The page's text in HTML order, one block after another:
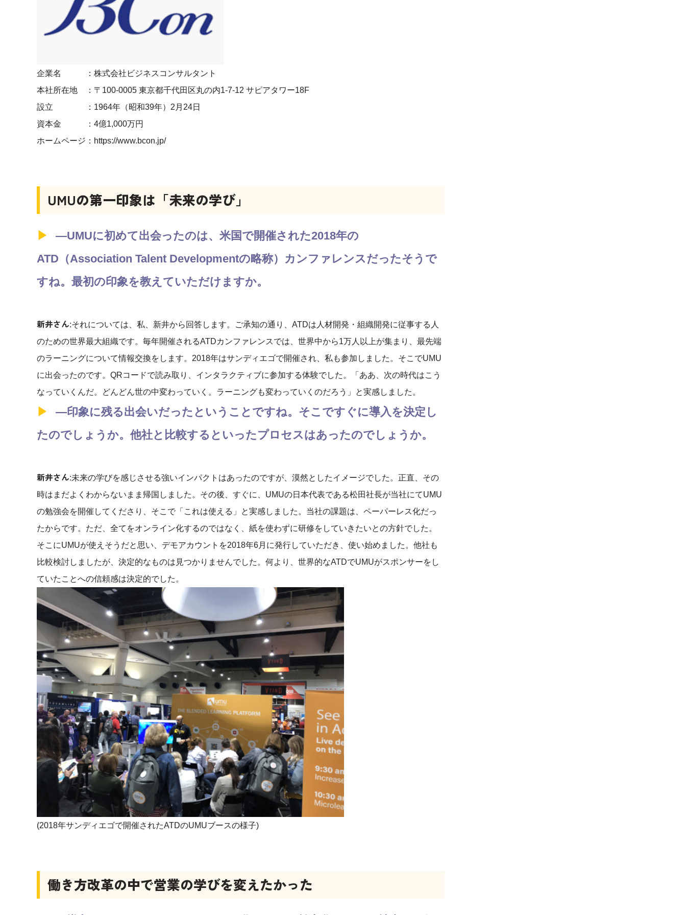
企業名 ：株式会社ビジネスコンサルタント
本社所在地 ：〒100-0005 東京都千代田区丸の内1-7-12 サピアタワー18F
設立 ：1964年（昭和39年）2月24日
資本金 ：4億1,000万円
ホームページ： https://www.bcon.jp/
UMUの第一印象は「未来の学び」
―UMUに初めて出会ったのは、米国で開催された2018年の
ATD（Association Talent Developmentの略称）カンファレンスだったそうで
すね。最初の印象を教えていただけますか。
新井さん:それについては、私、新井から回答します。ご承知の通り、ATDは人材開発・組織開発に従事する人
のための世界最大組織です。毎年開催されるATDカンファレンスでは、世界中から1万人以上が集まり、最先端
のラーニングについて情報交換をします。2018年はサンディエゴで開催され、私も参加しました。そこでUMU
に出会ったのです。QRコードで読み取り、インタラクティブに参加する体験でした。「ああ、次の時代はこう
なっていくんだ。どんどん世の中変わっていく。ラーニングも変わっていくのだろう」と実感しました。
―印象に残る出会いだったということですね。そこですぐに導入を決定し
たのでしょうか。他社と比較するといったプロセスはあったのでしょうか。
新井さん:未来の学びを感じさせる強いインパクトはあったのですが、漠然としたイメージでした。正直、その
時はまだよくわからないまま帰国しました。その後、すぐに、UMUの日本代表である松田社長が当社にてUMU
の勉強会を開催してくださり、そこで「これは使える」と実感しました。当社の課題は、ペーパーレス化だっ
たからです。ただ、全てをオンライン化するのではなく、紙を使わずに研修をしていきたいとの方針でした。
そこにUMUが使えそうだと思い、デモアカウントを2018年6月に発行していただき、使い始めました。他社も
比較検討しましたが、決定的なものは見つかりませんでした。何より、世界的なATDでUMUがスポンサーをし
ていたことへの信頼感は決定的でした。
(2018年サンディエゴで開催されたATDのUMUブースの様子)
働き方改革の中で営業の学びを変えたかった